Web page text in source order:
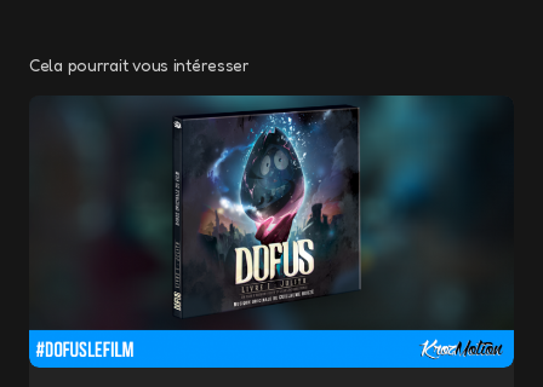
Your email address will not be published.
Required fields are marked*
Cela pourrait vous intéresser